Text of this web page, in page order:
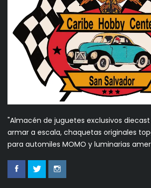
"Almacén de juguetes exclusivos
armar a escala, chaquetas originales
para automiles MOMO y luminarias